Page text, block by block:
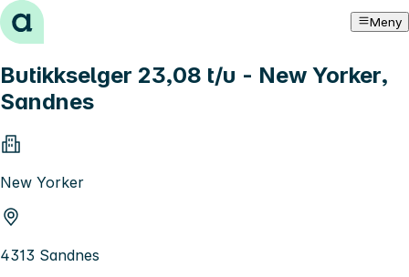
Hopp til innhold Meny
Butikkselger 23,08 t/u - New Yorker,
Sandnes
New Yorker
4313 Sandnes